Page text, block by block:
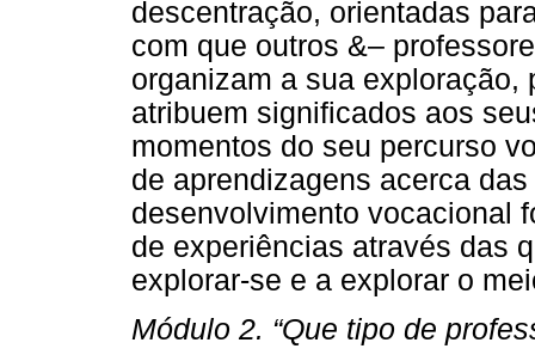
descentração, orientadas
com que outros &–
organizam a sua
atribuem significados aos
momentos do seu percurso
de aprendizagens acerca
desenvolvimento vocacional
de experiências através das
explorar-se e a explorar o
Módulo 2. “Que tipo de